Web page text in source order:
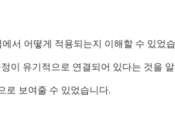
서 어떻게 적용되는지 이해할 수 있었
이 유기적으로 연결되어 있다는 것을
로 보여줄 수 있었습니다.